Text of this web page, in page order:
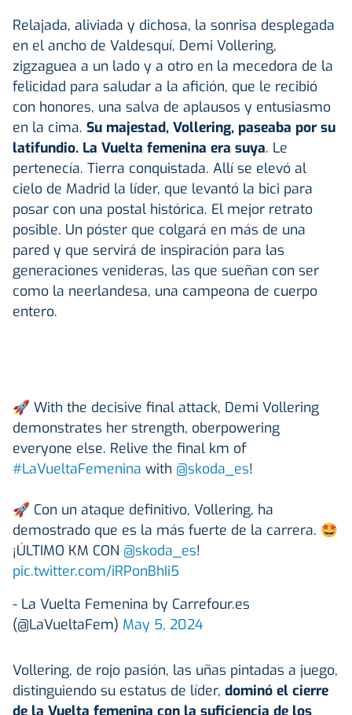
Relajada, aliviada y dichosa, la sonrisa desplegada
en el ancho de Valdesquí, Demi Vollering,
zigzaguea a un lado y a otro en la mecedora de la
felicidad para saludar a la afición, que le recibió
con honores, una salva de aplausos y entusiasmo
en la cima. Su majestad, Vollering, paseaba por su
latifundio. La Vuelta femenina era suya. Le
pertenecía. Tierra conquistada. Allí se elevó al
cielo de Madrid la líder, que levantó la bici para
posar con una postal histórica. El mejor retrato
posible. Un póster que colgará en más de una
pared y que servirá de inspiración para las
generaciones venideras, las que sueñan con ser
como la neerlandesa, una campeona de cuerpo
entero.
🚀 With the decisive final attack, Demi Vollering
demonstrates her strength, oberpowering
everyone else. Relive the final km of
#LaVueltaFemenina with @skoda_es!
🚀 Con un ataque definitivo, Vollering, ha
demostrado que es la más fuerte de la carrera. 🤩
¡ÚLTIMO KM CON @skoda_es!
pic.twitter.com/iRPonBhIi5
- La Vuelta Femenina by Carrefour.es
(@LaVueltaFem) May 5, 2024
Vollering, de rojo pasión, las uñas pintadas a juego,
distinguiendo su estatus de líder, dominó el cierre
de la Vuelta femenina con la suficiencia de los